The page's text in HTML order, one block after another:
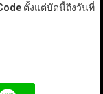
ตั้งแต่บัดนี้ถึงวันที่